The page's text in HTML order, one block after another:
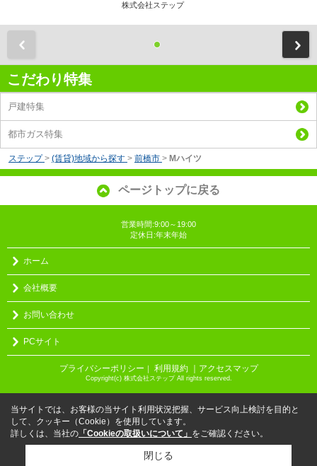
株式会社ステップ
こだわり特集
戸建特集
都市ガス特集
ステップ > (賃貸)地域から探す > 前橋市 > Mハイツ
ページトップに戻る
営業時間:9:00～19:00
定休日:年末年始
ホーム
会社概要
お問い合わせ
PCサイト
プライバシーポリシー 利用規約 ｜アクセスマップ
Copyright(c) 株式会社ステップ All rights reserved.
当サイトでは、お客様の当サイト利用状況把握、サービス向上検討を目的と
して、クッキー（Cookie）を使用しています。
詳しくは、当社の 「Cookieの取扱いについて」 をご確認ください。
閉じる